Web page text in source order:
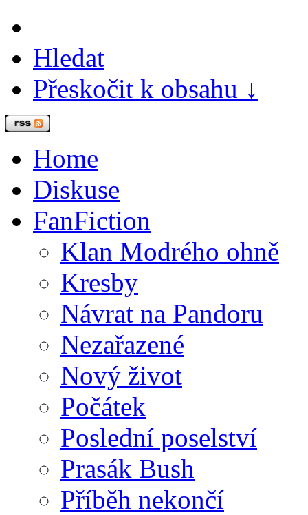
Hledat
Přeskočit k obsahu ↓
Home
Diskuse
FanFiction
Klan Modrého ohně
Kresby
Návrat na Pandoru
Nezařazené
Nový život
Počátek
Poslední poselství
Prasák Bush
Příběh nekončí